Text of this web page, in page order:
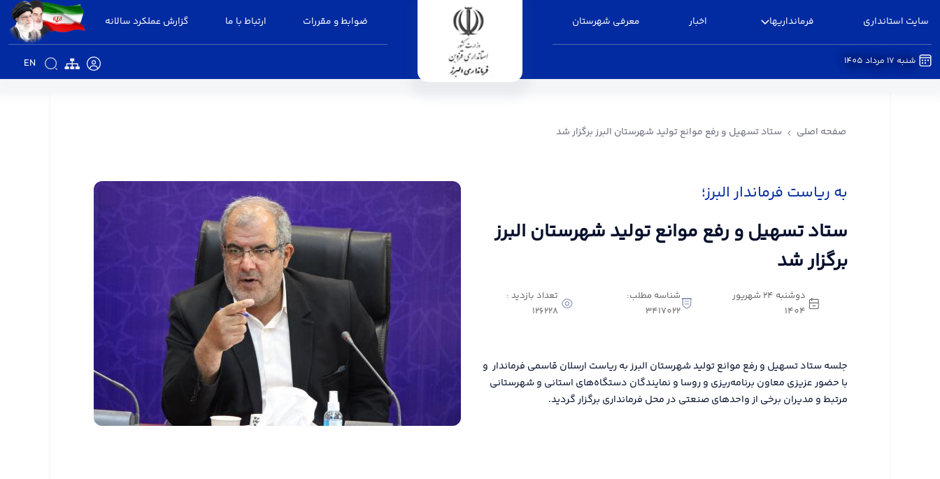
سایت استانداری فرمانداریها اخبار معرفی شهرستان ضوابط و مقررات ارتباط با ما گزارش عملکرد سالانه
EN شنبه 17 مرداد 1405
صفحه اصلی ستاد تسهیل و رفع موانع تولید شهرستان البرز برگزار شد
به ریاست فرماندار البرز؛
ستاد تسهیل و رفع موانع تولید شهرستان البرز
برگزار شد
دوشنبه 24 شهریور
1404
شناسه مطلب:
3417022
تعداد بازدید :
126228
جلسه ستاد تسهیل و رفع موانع تولید شهرستان البرز به ریاست ارسلان قاسمی فرماندار و
با حضور عزیزی معاون برنامه‌ریزی و روسا و نمایندگان دستگاه‌های استانی و شهرستانی
مرتبط و مدیران برخی از واحدهای صنعتی در محل فرمانداری برگزار گردید.